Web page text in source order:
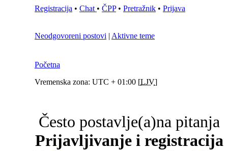
Registracija • Chat • ČPP• Pretražnik • Prijava
Neodgovoreni postovi | Aktivne teme
Početna
Vremenska zona: UTC + 01:00 [LJV]
Često postavlje(a)na pitanja
Prijavljivanje i registracija